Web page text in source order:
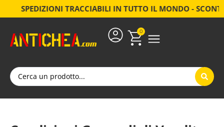
TRACCIABILI IN TUTTO IL MONDO - SCONTI
0